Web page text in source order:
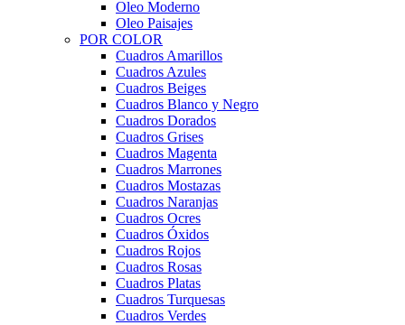
Oleo Moderno
Oleo Paisajes
POR COLOR
Cuadros Amarillos
Cuadros Azules
Cuadros Beiges
Cuadros Blanco y Negro
Cuadros Dorados
Cuadros Grises
Cuadros Magenta
Cuadros Marrones
Cuadros Mostazas
Cuadros Naranjas
Cuadros Ocres
Cuadros Óxidos
Cuadros Rojos
Cuadros Rosas
Cuadros Platas
Cuadros Turquesas
Cuadros Verdes